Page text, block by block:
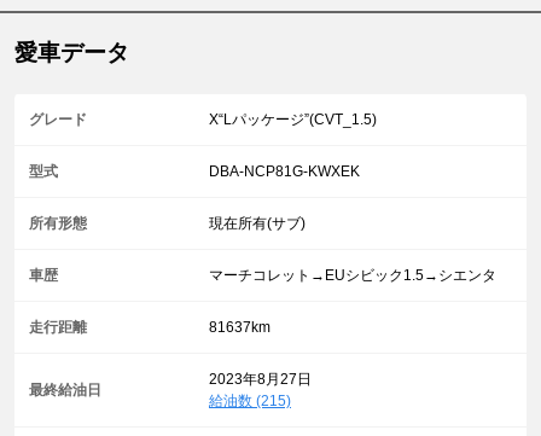
愛車データ
グレード X“Lパッケージ”(CVT_1.5)
型式 DBA-NCP81G-KWXEK
所有形態 現在所有(サブ)
車歴 マーチコレット→EUシビック1.5→シエンタ
走行距離 81637km
最終給油日
2023年8月27日
給油数 (215)